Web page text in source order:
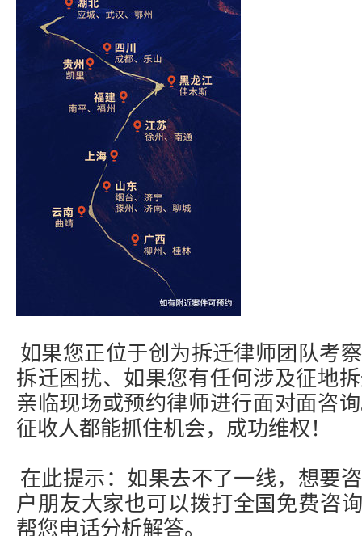
如果您正位于创为拆迁律师 团队考
拆迁困扰、如果您有任何涉及征地
亲临现场或预约律师进行面对面咨
征收人都能抓住机会，成功维权！
在此提示：如果去不了一线，想要
户朋友大家也可以拨打全国免费咨
帮您电话分析解答。